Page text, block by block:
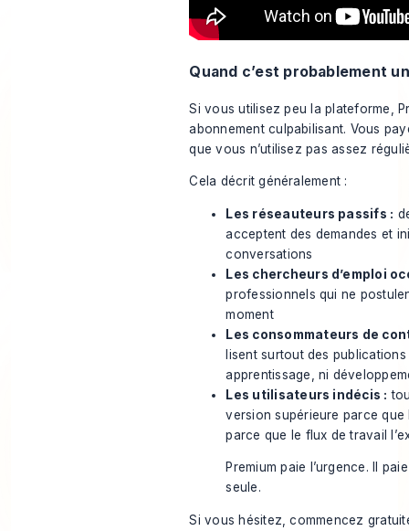
Quand c’est probablement
Si vous utilisez peu la plateforme,
abonnement culpabilisant. Vous
que vous n’utilisez pas assez
Cela décrit généralement :
Les réseauteurs passifs :
acceptent des demandes et
conversations
Les chercheurs d’emploi
professionnels qui ne
moment
Les consommateurs de
lisent surtout des
apprentissage, ni
Les utilisateurs indécis :
version supérieure parce
parce que le flux de travail
Premium paie l’urgence. Il
seule.
Si vous hésitez, commencez